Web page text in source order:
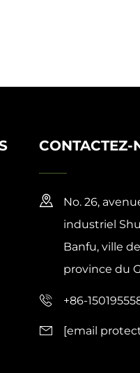
CONTACTEZ-
No. 26,
industriel
Banfu, ville
province du
+86-
[email